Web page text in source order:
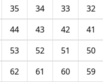
32
33
34
35
41
42
43
44
50
51
52
53
59
60
61
62